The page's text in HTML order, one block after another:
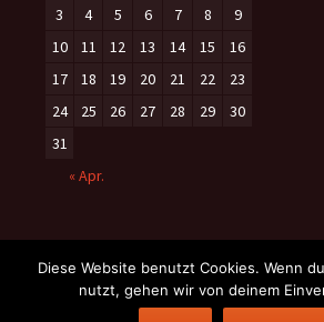
3
4 5 6 7 8
9
10
11 12 13 14 15
16
17
18 19 20 21 22
23
24
25 26 27 28 29
30
31
« Apr.
Diese Website benutzt Cookies. Wenn
nutzt, gehen wir von deinem